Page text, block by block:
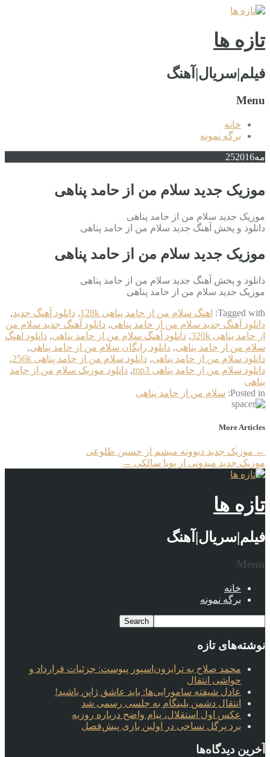
تازه ها
فیلم|سریال|آهنگ
Menu
خانه
برگه نمونه
مه 252016
موزیک جدید سلام من از حامد پناهی
موزیک جدید سلام من از حامد پناهی
دانلود و پخش آهنگ جدید سلام من از حامد پناهی
موزیک جدید سلام من از حامد پناهی
دانلود و پخش آهنگ جدید سلام من از حامد پناهی
موزیک جدید سلام من از حامد پناهی
Tagged with: اهنگ سلام من از حامد پناهی 128k , دانلود آهنگ جدید,
دانلود آهنگ جدید سلام من از حامد پناهی, دانلود آهنگ جدید سلام من
از حامد پناهی 320k
, دانلود آهنگ سلام من از حامد پناهی, دانلود اهنگ
سلام من از حامد پناهی, دانلود رایگان سلام من از حامد پناهی,
دانلود سلام من از حامد پناهی, دانلود سلام من از حامد پناهی 256k
,
دانلود سلام من از حامد پناهی mp3
, دانلود موزیک سلام من از حامد
پناهی
Posted in: سلام من از حامد پناهی
More Articles
← موزیک جدید دیوونه میشم از حسین طلوعی
موزیک جدید میدونی از پویا سالکی →
تازه ها
فیلم|سریال|آهنگ
Menu
خانه
برگه نمونه
نوشته‌های تازه
محمد صلاح به ترابزون‌اسپور پیوست: جزئیات قرارداد و
حواشی انتقال
عادل شیفته سامورایی‌ها: باید عاشق ژاپن باشید!
انتقال دشمن بلینگام به چلسی رسمی شد
عکس اول استقلال، پیام واضح درباره روزبه
برد پرگل نساجی در اولین بازی پیش‌فصل
آخرین دیدگاه‌ها